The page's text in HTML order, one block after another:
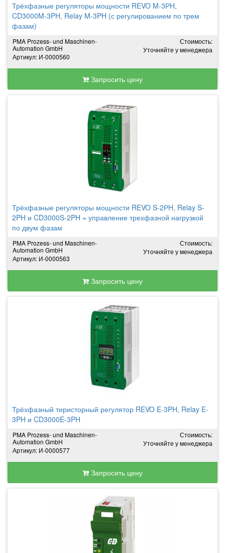
Трёхфазные регуляторы мощности REVO M-3РH,
CD3000M-3PH, Relay M-3PH (с регулированием по трем
фазам)
PMA Prozess- und Maschinen-
Automation GmbH
Артикул: И-0000560
Стоимость:
Уточняйте у менеджера
Запросить цену
Трёхфазные регуляторы мощности REVO S-2РH, Relay S-
2PH и CD3000S-2PH = управление трехфазной нагрузкой
по двум фазам
PMA Prozess- und Maschinen-
Automation GmbH
Артикул: И-0000563
Стоимость:
Уточняйте у менеджера
Запросить цену
Трёхфазный тиристорный регулятор REVO E-3PH, Relay E-
3PH и CD3000E-3PH
PMA Prozess- und Maschinen-
Automation GmbH
Артикул: И-0000577
Стоимость:
Уточняйте у менеджера
Запросить цену